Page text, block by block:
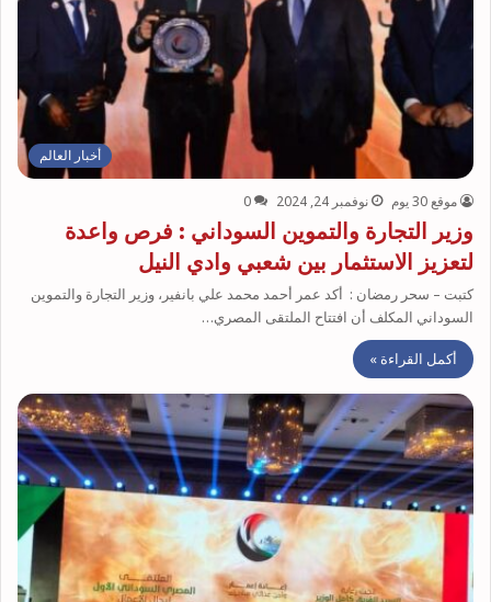
أخبار العالم
موقع 30 يوم نوفمبر 24, 2024 0
وزير التجارة والتموين السوداني : فرص واعدة
لتعزيز الاستثمار بين شعبي وادي النيل
كتبت – سحر رمضان : أكد عمر أحمد محمد علي بانفير، وزير التجارة والتموين
السوداني المكلف أن افتتاح الملتقى المصري…
أكمل القراءة »